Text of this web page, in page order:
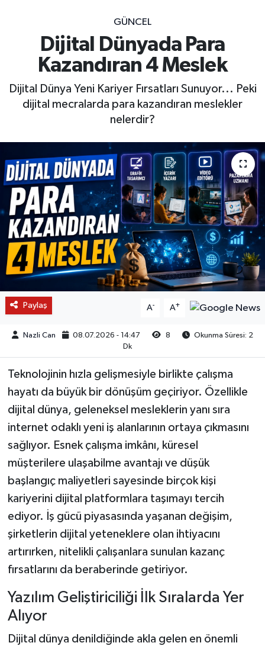
GÜNCEL
Dijital Dünyada Para
Kazandıran 4 Meslek
Dijital Dünya Yeni Kariyer Fırsatları Sunuyor... Peki
dijital mecralarda para kazandıran meslekler
nelerdir?
Paylaş A- A+
Nazli Can 08.07.2026 - 14:47 8
Okunma Süresi: 2
Dk
Teknolojinin hızla gelişmesiyle birlikte çalışma
hayatı da büyük bir dönüşüm geçiriyor. Özellikle
dijital dünya, geleneksel mesleklerin yanı sıra
internet odaklı yeni iş alanlarının ortaya çıkmasını
sağlıyor. Esnek çalışma imkânı, küresel
müşterilere ulaşabilme avantajı ve düşük
başlangıç maliyetleri sayesinde birçok kişi
kariyerini dijital platformlara taşımayı tercih
ediyor. İş gücü piyasasında yaşanan değişim,
şirketlerin dijital yeteneklere olan ihtiyacını
artırırken, nitelikli çalışanlara sunulan kazanç
fırsatlarını da beraberinde getiriyor.
Yazılım Geliştiriciliği İlk Sıralarda Yer
Alıyor
Dijital dünya denildiğinde akla gelen en önemli